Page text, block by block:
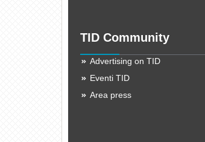
TID Community
Advertising on TID
Eventi TID
Area press